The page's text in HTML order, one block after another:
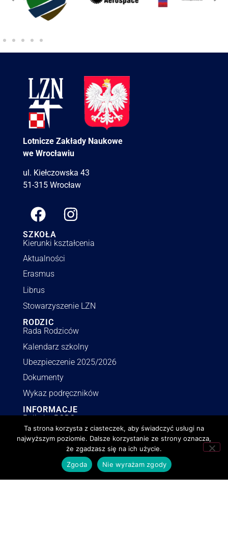
Lotnicze Zakłady Naukowe
we Wrocławiu
ul. Kiełczowska 43
51-315 Wrocław
SZKOŁA
Kierunki kształcenia
Aktualności
Erasmus
Librus
Stowarzyszenie LZN
RODZIC
Rada Rodziców
Kalendarz szkolny
Ubezpieczenie 2025/2026
Dokumenty
Wykaz podręczników
INFORMACJE
Polityka RODO
Deklaracja dostępności
Polityka o cookies
Zamówienia publiczne
Ta strona korzysta z ciasteczek, aby świadczyć usługi na
najwyższym poziomie. Dalsze korzystanie ze strony oznacza,
że zgadzasz się na ich użycie.
Zgoda
Nie wyrażam zgody